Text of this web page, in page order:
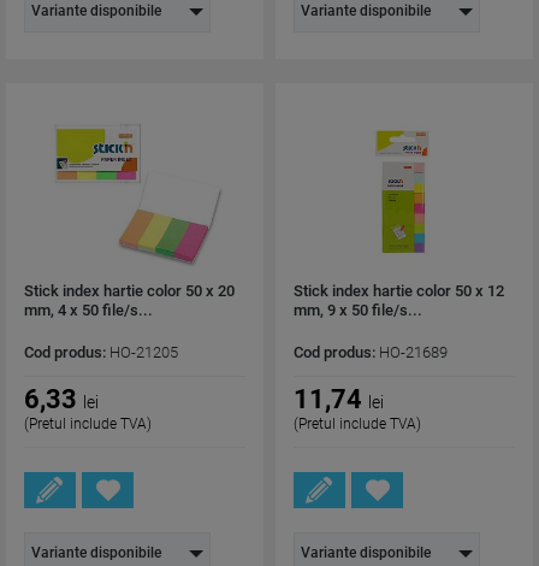
Variante disponibile Variante disponibile
Stick index hartie color 50 x 20
mm, 4 x 50 file/s...
Cod produs: HO-21205
6,33 lei
(Pretul include TVA)
Variante disponibile
Stick index hartie color 50 x 12
mm, 9 x 50 file/s...
Cod produs: HO-21689
11,74 lei
(Pretul include TVA)
Variante disponibile